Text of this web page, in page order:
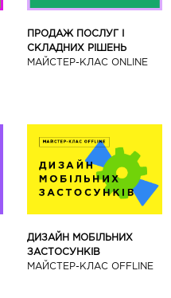
ПРОДАЖ ПОСЛУГ І
СКЛАДНИХ РІШЕНЬ
МАЙСТЕР-КЛАС ONLINE
ДИЗАЙН МОБІЛЬНИХ
ЗАСТОСУНКІВ
МАЙCТЕР-КЛАС OFFLINE